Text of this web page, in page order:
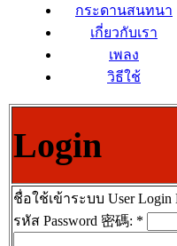
กระดานสนทนา
เกี่ยวกับเรา
เพลง
วิธีใช้
Login
ชื่อใช้เข้าระบบ User Login
รหัส Password 密碼: *